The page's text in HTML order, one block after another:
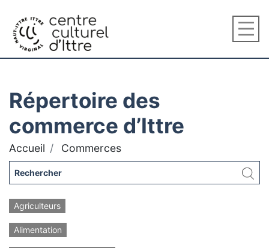
Répertoire des
commerce d’Ittre
Accueil Commerces
Agriculteurs
Alimentation